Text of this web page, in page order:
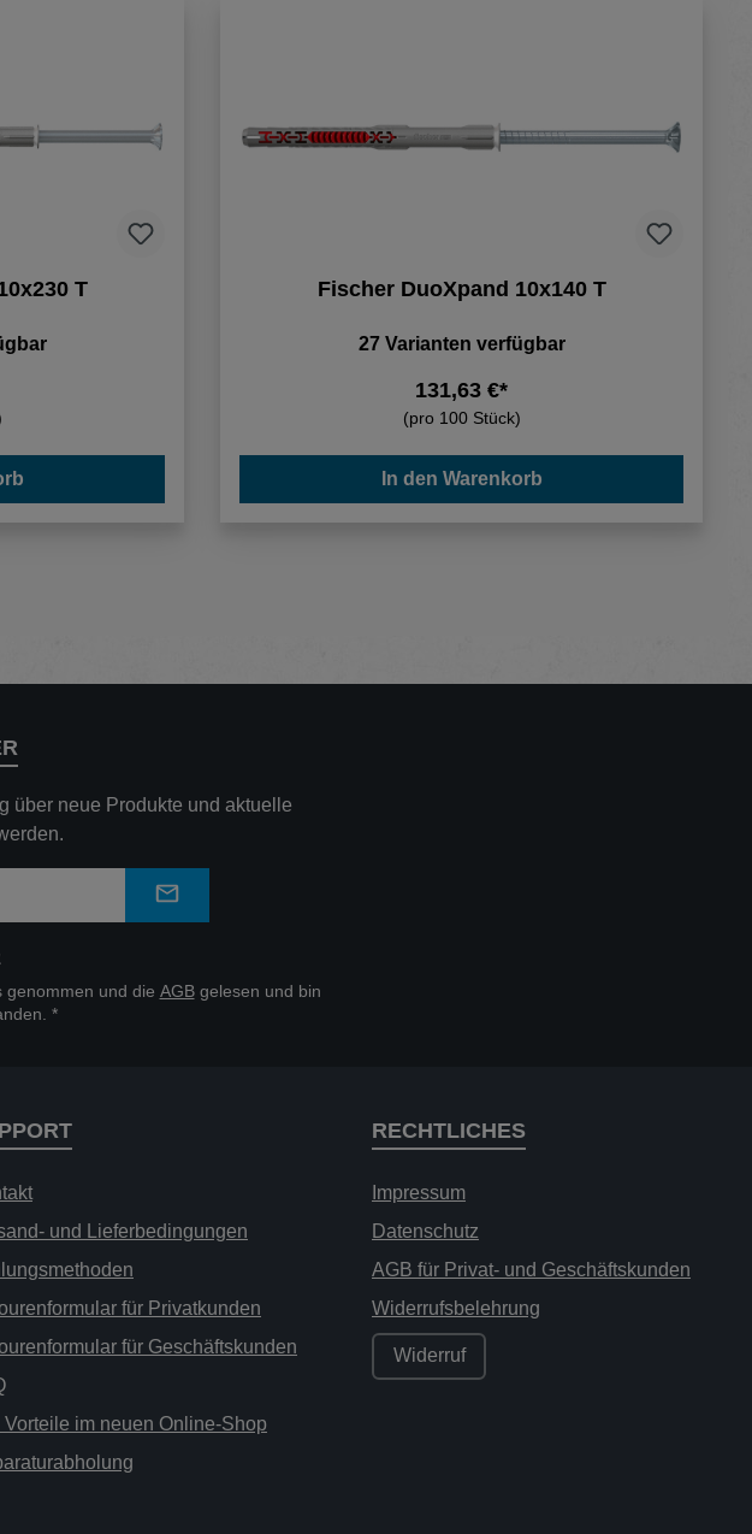
T Fischer DuoXpand 10x140 T
27 Varianten verfügbar
131,63 €*
(pro 100 Stück)
In den Warenkorb
über neue Produkte und aktuelle
genommen und die AGBgelesen und bin
*
und Lieferbedingungen
für Privatkunden
für Geschäftskunden
Vorteile im neuen Online-Shop
RECHTLICHES
Impressum
Datenschutz
AGB für Privat- und Geschäftskunden
Widerrufsbelehrung
Widerruf